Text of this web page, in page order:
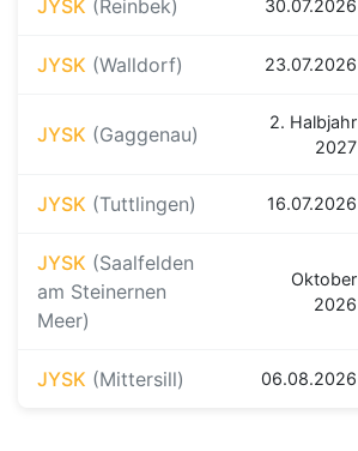
JYSK (Reinbek) 30.07.2026
JYSK (Walldorf) 23.07.2026
JYSK (Gaggenau)
2. Halbjahr
2027
JYSK (Tuttlingen) 16.07.2026
JYSK (Saalfelden
am Steinernen
Meer)
Oktober
2026
JYSK (Mittersill) 06.08.2026